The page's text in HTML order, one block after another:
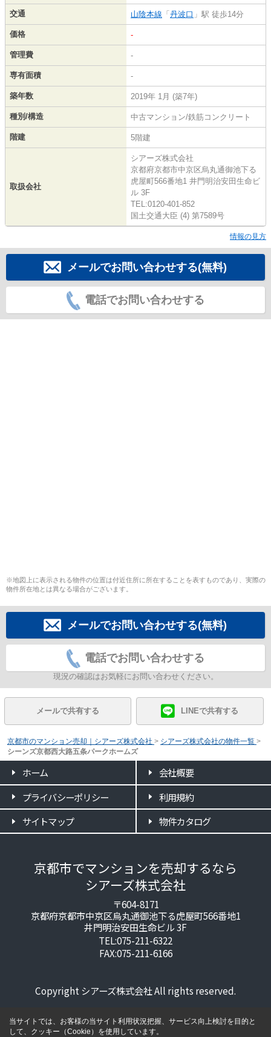
交通 山陰本線 「丹波口 」駅 徒歩14分
価格 -
管理費 -
専有面積 -
築年数 2019年 1月 (築7年)
種別/構造 中古マンション/鉄筋コンクリート
階建 5階建
取扱会社
シアーズ株式会社
京都府京都市中京区烏丸通御池下る
虎屋町566番地1 井門明治安田生命ビ
ル 3F
TEL:0120-401-852
国土交通大臣 (4) 第7589号
情報の見方
メールでお問い合わせする(無料)
電話でお問い合わせする
※地図上に表示される物件の位置は付近住所に所在することを表すものであり、実際の
物件所在地とは異なる場合がございます。
メールでお問い合わせする(無料)
電話でお問い合わせする
現況の確認はお気軽にお問い合わせください。
メールで共有する LINEで共有する
京都市のマンション売却｜シアーズ株式会社 > シアーズ株式会社の物件一覧 >
シーンズ京都西大路五条パークホームズ
ホーム
会社概要
プライバシーポリシー
利用規約
サイトマップ
物件カタログ
京都市でマンションを売却するなら
シアーズ株式会社
〒604-8171
京都府京都市中京区烏丸通御池下る虎屋町566番地1
井門明治安田生命ビル 3F
TEL:075-211-6322
FAX:075-211-6166
Copyright シアーズ株式会社 All rights reserved.
当サイトでは、お客様の当サイト利用状況把握、サービス向上検討を目的と
して、クッキー（Cookie）を使用しています。